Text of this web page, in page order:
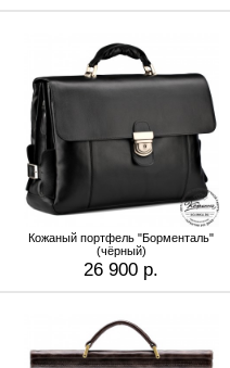
Кожаный портфель "Борменталь"
(чёрный)
26 900 р.